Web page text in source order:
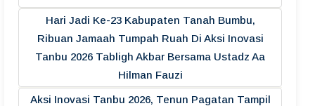
Hari Jadi Ke-23 Kabupaten Tanah Bumbu,
Ribuan Jamaah Tumpah Ruah Di Aksi Inovasi
Tanbu 2026 Tabligh Akbar Bersama Ustadz Aa
Hilman Fauzi
Aksi Inovasi Tanbu 2026, Tenun Pagatan Tampil